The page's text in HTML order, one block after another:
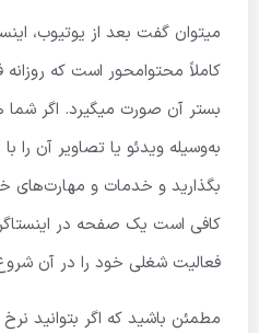
میتوان گفت بعد از یوتیوب،
کاملاً محتوامحور است که
بستر آن صورت میگیرد. اگر شما
به‌وسیله ویدئو یا تصاویر آن را
بگذارید و خدمات و مهارت‌های
کافی است یک صفحه در
فعالیت شغلی خود را در آن
مطمئن باشید که اگر بتوانید نرخ